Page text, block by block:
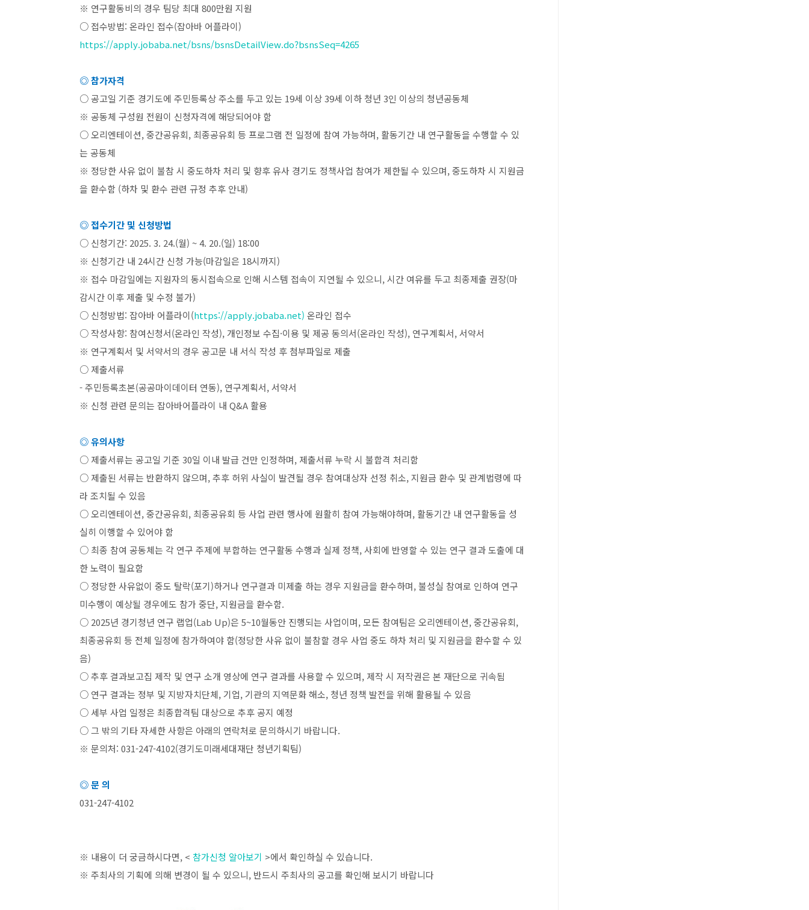
※ 연구활동비의 경우 팀당 최대 800만원 지원
○ 접수방법: 온라인 접수(잡아바 어플라이)
https://apply.jobaba.net/bsns/bsnsDetailView.do?bsnsSeq=4265
◎ 참가자격
○ 공고일 기준 경기도에 주민등록상 주소를 두고 있는 19세 이상39세 이하 청년 3인 이상의 청년공동체
※ 공동체 구성원 전원이 신청자격에 해당되어야 함
○ 오리엔테이션,중간공유회, 최종공유회 등 프로그램 전 일정에 참여 가능하며, 활동기간 내 연구활동을 수행할 수 있
는 공동체
※ 정당한 사유 없이 불참 시 중도하차 처리 및 향후 유사 경기도 정책사업 참여가 제한될 수 있으며,중도하차 시 지원금
을 환수함 (하차 및 환수 관련 규정 추후 안내)
◎ 접수기간 및 신청방법
○ 신청기간: 2025. 3. 24.(월) ~ 4. 20.(일) 18:00
※ 신청기간 내 24시간 신청 가능(마감일은 18시까지)
※ 접수 마감일에는 지원자의 동시접속으로 인해 시스템 접속이 지연될 수 있으니,시간 여유를 두고 최종제출 권장(마
감시간 이후 제출 및 수정 불가)
○ 신청방법: 잡아바 어플라이(https://apply.jobaba.net) 온라인 접수
○ 작성사항: 참여신청서(온라인 작성), 개인정보 수집·이용 및 제공 동의서(온라인 작성), 연구계획서,서약서
※ 연구계획서 및 서약서의 경우 공고문 내 서식 작성 후 첨부파일로 제출
○ 제출서류
-주민등록초본(공공마이데이터 연동), 연구계획서,서약서
※ 신청 관련 문의는 잡아바어플라이 내 Q&A 활용
◎ 유의사항
○ 제출서류는 공고일 기준 30일 이내 발급 건만 인정하며, 제출서류 누락 시 불합격 처리함
○ 제출된 서류는 반환하지 않으며,추후 허위 사실이 발견될 경우 참여대상자 선정 취소,지원금 환수 및 관계법령에 따
라 조치될 수 있음
○ 오리엔테이션,중간공유회, 최종공유회 등 사업 관련 행사에 원활히 참여 가능해야하며, 활동기간 내 연구활동을 성
실히 이행할 수 있어야 함
○ 최종 참여 공동체는 각 연구 주제에 부합하는 연구활동 수행과 실제 정책,사회에 반영할 수 있는 연구 결과 도출에 대
한 노력이 필요함
○ 정당한 사유없이 중도 탈락(포기)하거나 연구결과 미제출 하는 경우 지원금을 환수하며,불성실 참여로 인하여 연구
미수행이 예상될 경우에도 참가 중단,지원금을 환수함.
○ 2025년 경기청년 연구 랩업(Lab Up)은 5~10월동안 진행되는 사업이며,모든 참여팀은 오리엔테이션,중간공유회,
최종공유회 등 전체 일정에 참가하여야 함(정당한 사유 없이 불참할 경우 사업 중도 하차 처리 및 지원금을 환수할 수 있
음)
○ 추후 결과보고집 제작 및 연구 소개 영상에 연구 결과를 사용할 수 있으며, 제작 시 저작권은 본 재단으로 귀속됨
○ 연구 결과는 정부 및 지방자치단체,기업,기관의 지역문화 해소, 청년 정책 발전을 위해 활용될 수 있음
○ 세부 사업 일정은 최종합격팀 대상으로 추후 공지 예정
○ 그 밖의 기타 자세한 사항은 아래의 연락처로 문의하시기 바랍니다.
※ 문의처: 031-247-4102(경기도미래세대재단 청년기획팀)
◎ 문 의
031-247-4102
※ 내용이 더 궁금하시다면, < 참가신청 알아보기 >에서 확인하실 수 있습니다.
※ 주최사의 기획에 의해 변경이 될 수 있으니, 반드시 주최사의 공고를 확인해 보시기 바랍니다